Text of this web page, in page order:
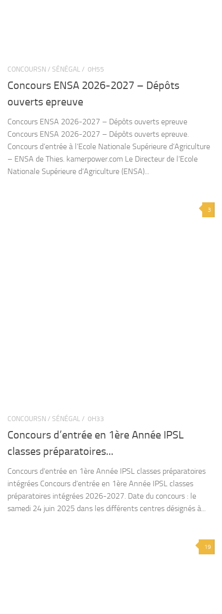
CONCOURSN / SÉNÉGAL / 0H55
Concours ENSA 2026-2027 – Dépôts
ouverts epreuve
Concours ENSA 2026-2027 – Dépôts ouverts epreuve
Concours ENSA 2026-2027 – Dépôts ouverts epreuve.
Concours d’entrée à l’Ecole Nationale Supérieure d’Agriculture
– ENSA de Thies. kamerpower.com Le Directeur de l’Ecole
Nationale Supérieure d’Agriculture (ENSA)...
3
CONCOURSN / SÉNÉGAL / 0H33
Concours d’entrée en 1ère Année IPSL
classes préparatoires...
Concours d’entrée en 1ère Année IPSL classes préparatoires
intégrées Concours d’entrée en 1ère Année IPSL classes
préparatoires intégrées 2026-2027. Date du concours : le
samedi 24 juin 2025 dans les différents centres désignés à...
19